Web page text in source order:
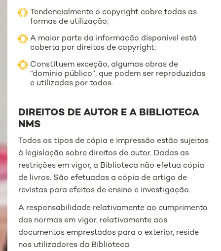
Tendencialmente o copyright cobre todas as
formas de utilização;
A maior parte da informação disponível está
coberta por direitos de copyright;
Constituem exceção, algumas obras de
“domínio público”, que podem ser reproduzidas
e utilizadas por todos.
DIREITOS DE AUTOR E A BIBLIOTECA
NMS
Todos os tipos de cópia e impressão estão sujeitos
à legislação sobre direitos de autor. Dadas as
restrições em vigor, a Biblioteca não efetua cópia
de livros. São efetuadas a cópia de artigo de
revistas para efeitos de ensino e investigação.
A responsabilidade relativamente ao cumprimento
das normas em vigor, relativamente aos
documentos emprestados para o exterior, reside
nos utilizadores da Biblioteca.